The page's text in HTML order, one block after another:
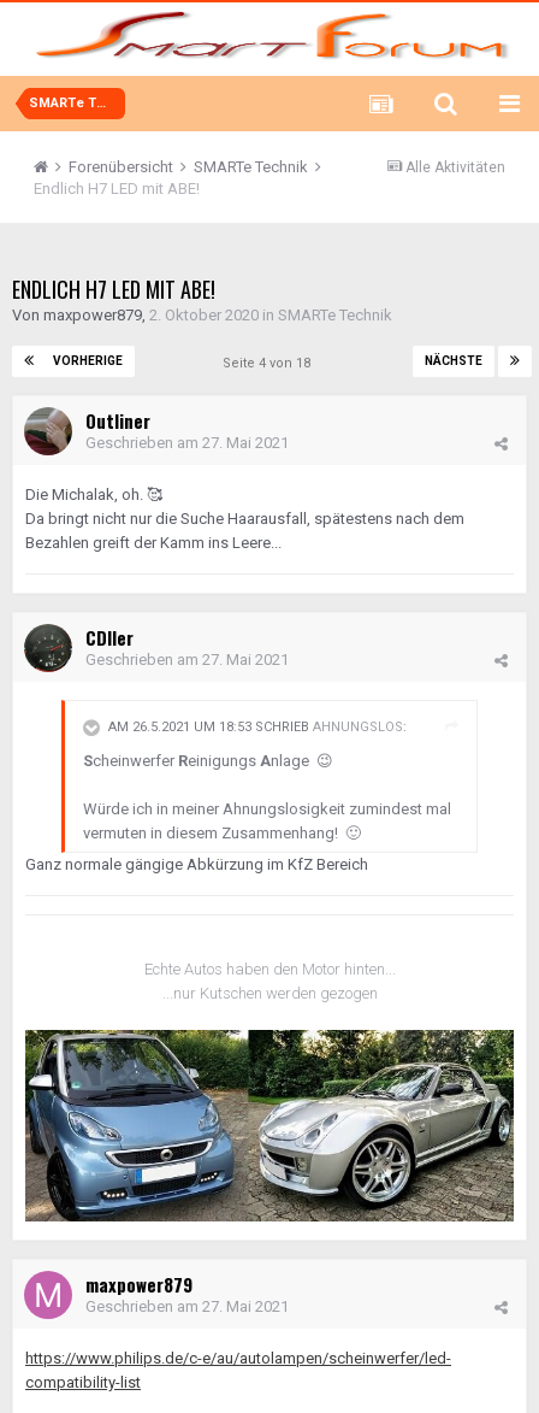
SMARTe Technik
Alle Aktivitäten
Forenübersicht
SMARTe Technik
Endlich H7 LED mit ABE!
ENDLICH H7 LED MIT ABE!
Von maxpower879, 2. Oktober 2020 in SMARTe Technik
VORHERIGE NÄCHSTE
Seite 4 von 18
Outliner
Geschrieben am 27. Mai 2021
Die Michalak, oh. 🥰
Da bringt nicht nur die Suche Haarausfall, spätestens nach dem
Bezahlen greift der Kamm ins Leere...
CDIler
Geschrieben am 27. Mai 2021
AM 26.5.2021 UM 18:53 SCHRIEB AHNUNGSLOS:
Scheinwerfer Reinigungs Anlage 😉
Würde ich in meiner Ahnungslosigkeit zumindest mal
vermuten in diesem Zusammenhang! 🙂
Ganz normale gängige Abkürzung im KfZ Bereich
Echte Autos haben den Motor hinten...
...nur Kutschen werden gezogen
maxpower879
Geschrieben am 27. Mai 2021
https://www.philips.de/c-e/au/autolampen/scheinwerfer/led-
compatibility-list